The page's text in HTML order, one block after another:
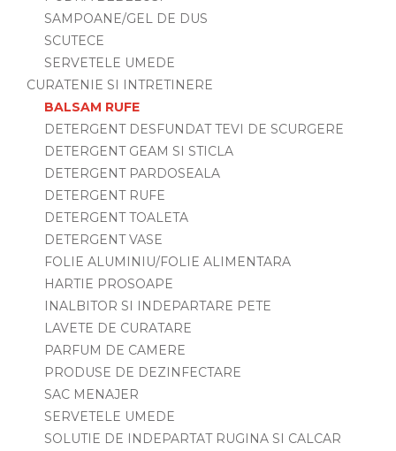
SAMPOANE/GEL DE DUS
SCUTECE
SERVETELE UMEDE
CURATENIE SI INTRETINERE
BALSAM RUFE
DETERGENT DESFUNDAT TEVI DE SCURGERE
DETERGENT GEAM SI STICLA
DETERGENT PARDOSEALA
DETERGENT RUFE
DETERGENT TOALETA
DETERGENT VASE
FOLIE ALUMINIU/FOLIE ALIMENTARA
HARTIE PROSOAPE
INALBITOR SI INDEPARTARE PETE
LAVETE DE CURATARE
PARFUM DE CAMERE
PRODUSE DE DEZINFECTARE
SAC MENAJER
SERVETELE UMEDE
SOLUTIE DE INDEPARTAT RUGINA SI CALCAR